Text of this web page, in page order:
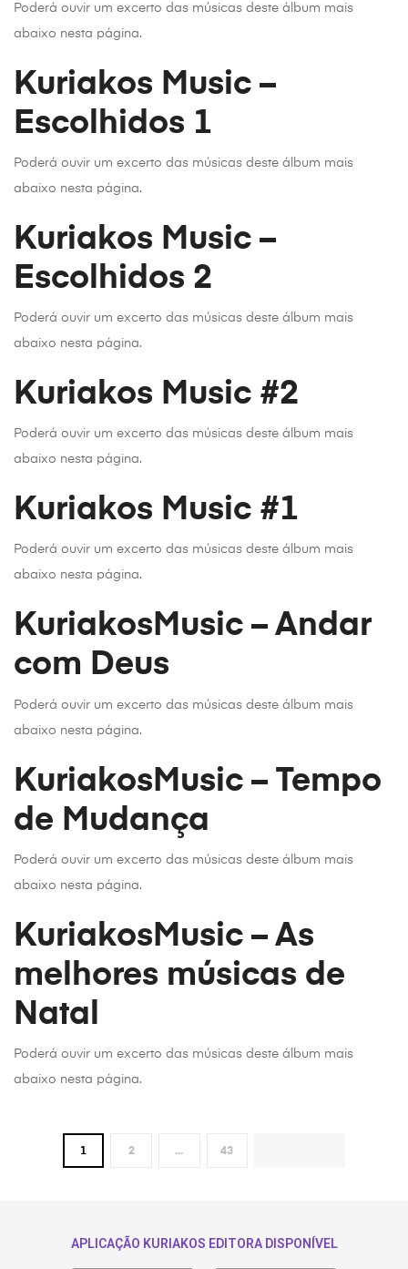
Poderá ouvir um excerto das músicas deste álbum mais
abaixo nesta página.
Kuriakos Music –
Escolhidos 1
Poderá ouvir um excerto das músicas deste álbum mais
abaixo nesta página.
Kuriakos Music –
Escolhidos 2
Poderá ouvir um excerto das músicas deste álbum mais
abaixo nesta página.
Kuriakos Music #2
Poderá ouvir um excerto das músicas deste álbum mais
abaixo nesta página.
Kuriakos Music #1
Poderá ouvir um excerto das músicas deste álbum mais
abaixo nesta página.
KuriakosMusic – Andar
com Deus
Poderá ouvir um excerto das músicas deste álbum mais
abaixo nesta página.
KuriakosMusic – Tempo
de Mudança
Poderá ouvir um excerto das músicas deste álbum mais
abaixo nesta página.
KuriakosMusic – As
melhores músicas de
Natal
Poderá ouvir um excerto das músicas deste álbum mais
abaixo nesta página.
1 2 … 43
APLICAÇÃO KURIAKOS EDITORA DISPONÍVEL